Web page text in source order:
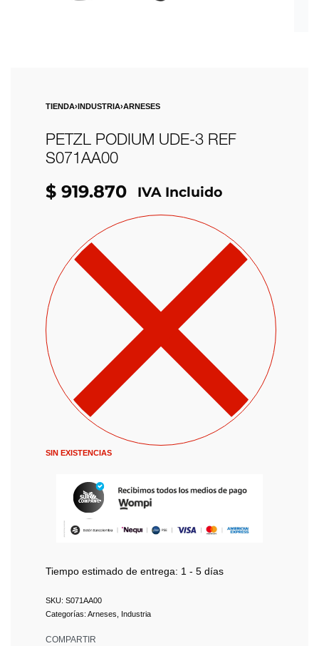
TIENDA›INDUSTRIA›ARNESES
PETZL PODIUM UDE-3 REF
S071AA00
$ 919.870 IVA Incluido
SIN EXISTENCIAS
Tiempo estimado de entrega: 1 - 5 días
S071AA00
Categorías: Arneses Industria
COMPARTIR